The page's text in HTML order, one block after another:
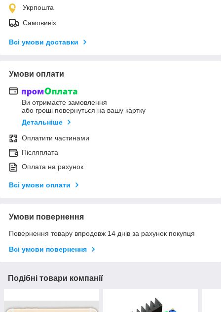
Укрпошта
Самовивіз
Всі умови доставки
Умови оплати
Ви отримаєте замовлення
або гроші повернуться на вашу картку
Детальніше
Оплатити частинами
Післяплата
Оплата на рахунок
Всі умови оплати
Умови повернення
Повернення товару впродовж 14 днів за рахунок покупця
Всі умови повернення
Подібні товари компанії